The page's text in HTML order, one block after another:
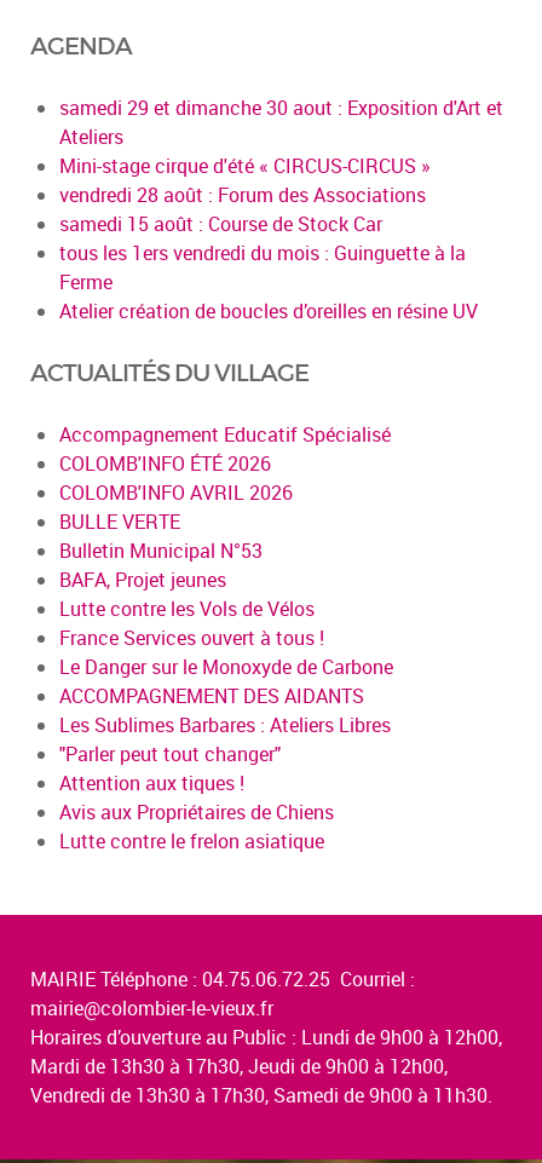
AGENDA
samedi 29 et dimanche 30 aout : Exposition d'Art et
Ateliers
Mini-stage cirque d'été « CIRCUS-CIRCUS »
vendredi 28 août : Forum des Associations
samedi 15 août : Course de Stock Car
tous les 1ers vendredi du mois : Guinguette à la
Ferme
Atelier création de boucles d’oreilles en résine UV
ACTUALITÉS DU VILLAGE
Accompagnement Educatif Spécialisé
COLOMB'INFO ÉTÉ 2026
COLOMB'INFO AVRIL 2026
BULLE VERTE
Bulletin Municipal N°53
BAFA, Projet jeunes
Lutte contre les Vols de Vélos
France Services ouvert à tous !
Le Danger sur le Monoxyde de Carbone
ACCOMPAGNEMENT DES AIDANTS
Les Sublimes Barbares : Ateliers Libres
"Parler peut tout changer"
Attention aux tiques !
Avis aux Propriétaires de Chiens
Lutte contre le frelon asiatique
MAIRIE Téléphone : 04.75.06.72.25 Courriel :
mairie@colombier-le-vieux.fr
Horaires d’ouverture au Public : Lundi de 9h00 à 12h00,
Mardi de 13h30 à 17h30, Jeudi de 9h00 à 12h00,
Vendredi de 13h30 à 17h30, Samedi de 9h00 à 11h30.